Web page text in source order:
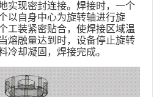
实现密封连接。焊接时，一个
以自身中心为旋转轴进行旋
工装紧密贴合，使焊接区域温
熔融量达到时，设备停止旋转
冷却凝固，焊接完成。